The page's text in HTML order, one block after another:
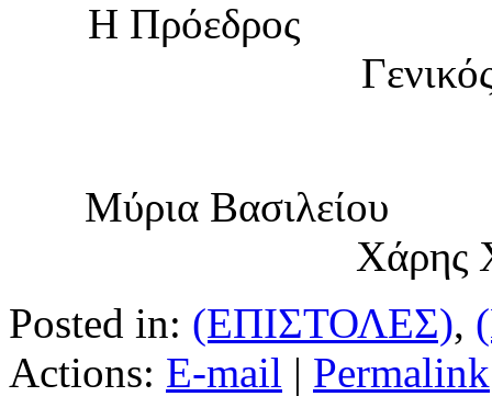
Η
Μύρια
Χάρης
Posted in: (ΕΠΙΣΤΟΛΕΣ),
Actions: E-mail | Permalink